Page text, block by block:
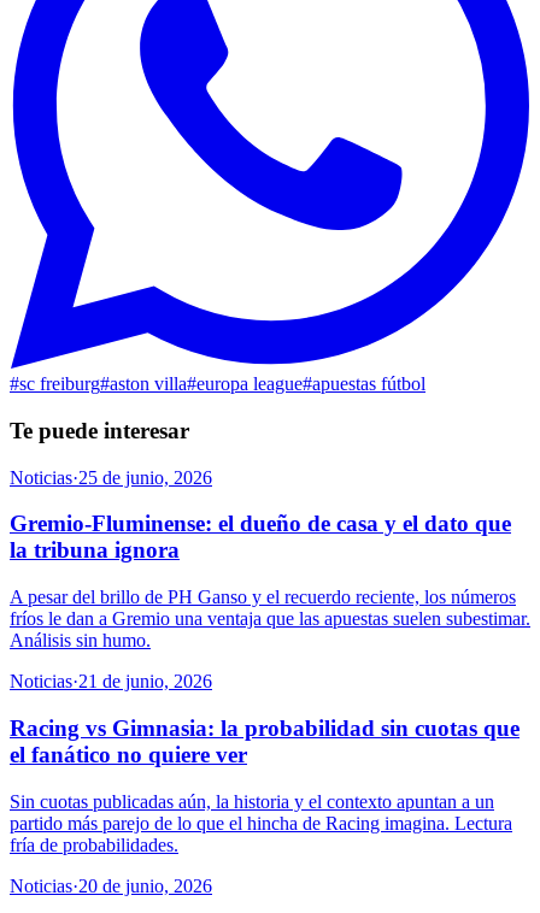
#sc freiburg#aston villa#europa league#apuestas fútbol
Te puede interesar
Noticias·25 de junio, 2026
Gremio-Fluminense: el dueño de casa y el dato que
la tribuna ignora
A pesar del brillo de PH Ganso y el recuerdo reciente, los números
fríos le dan a Gremio una ventaja que las apuestas suelen subestimar.
Análisis sin humo.
Noticias·21 de junio, 2026
Racing vs Gimnasia: la probabilidad sin cuotas que
el fanático no quiere ver
Sin cuotas publicadas aún, la historia y el contexto apuntan a un
partido más parejo de lo que el hincha de Racing imagina. Lectura
fría de probabilidades.
Noticias·20 de junio, 2026